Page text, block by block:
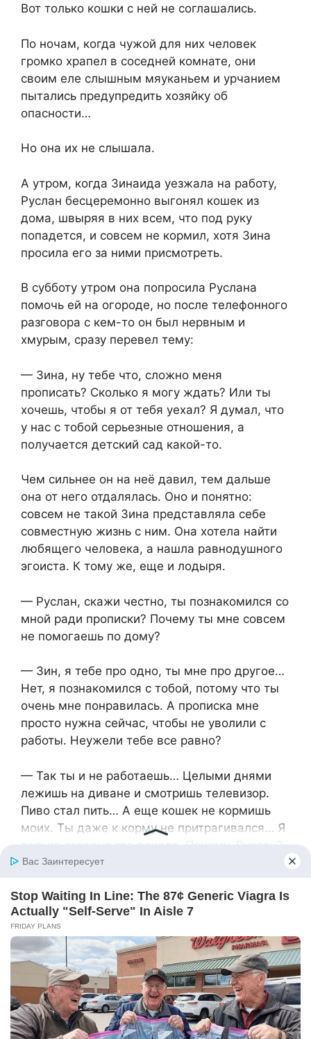
Вот только кошки с ней не соглашались.
По ночам, когда чужой для них человек
громко храпел в соседней комнате, они
своим еле слышным мяуканьем и урчанием
пытались предупредить хозяйку об
опасности…
Но она их не слышала.
А утром, когда Зинаида уезжала на работу,
Руслан бесцеремонно выгонял кошек из
дома, швыряя в них всем, что под руку
попадется, и совсем не кормил, хотя Зина
просила его за ними присмотреть.
В субботу утром она попросила Руслана
помочь ей на огороде, но после телефонного
разговора с кем-то он был нервным и
хмурым, сразу перевел тему:
— Зина, ну тебе что, сложно меня
прописать? Сколько я могу ждать? Или ты
хочешь, чтобы я от тебя уехал? Я думал, что
у нас с тобой серьезные отношения, а
получается детский сад какой-то.
Чем сильнее он на неё давил, тем дальше
она от него отдалялась. Оно и понятно:
совсем не такой Зина представляла себе
совместную жизнь с ним. Она хотела найти
любящего человека, а нашла равнодушного
эгоиста. К тому же, еще и лодыря.
— Руслан, скажи честно, ты познакомился со
мной ради прописки? Почему ты мне совсем
не помогаешь по дому?
— Зин, я тебе про одно, ты мне про другое…
Нет, я познакомился с тобой, потому что ты
очень мне понравилась. А прописка мне
просто нужна сейчас, чтобы не уволили с
работы. Неужели тебе все равно?
— Так ты и не работаешь… Целыми днями
лежишь на диване и смотришь телевизор.
Пиво стал пить… А еще кошек не кормишь
моих. Ты даже к корму не притрагивался… Я
Не люблю я животных. Тебе кто важнее: они
или я?
Руслан перешел на крик, и впервые за всё
время Зине стало страшно. Она никогда
таким его не видела.
Розовые очки вдруг исчезли и Зина увидела
истинное лицо «зверя», которого приютила у